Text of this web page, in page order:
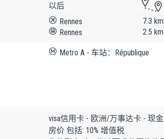
以后
Rennes
7.3 km
Rennes
2.5 km
Metro A - 车站：République
visa信用卡 - 欧洲/万事达卡 - 现金
房价 包括: 10% 增值税